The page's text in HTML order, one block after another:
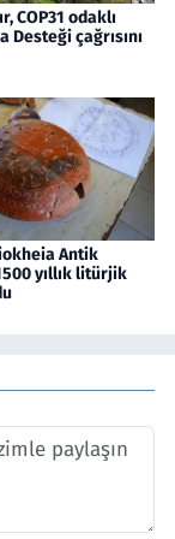
COP31 odaklı
Desteği çağrısını
Antik
yıllık litürjik